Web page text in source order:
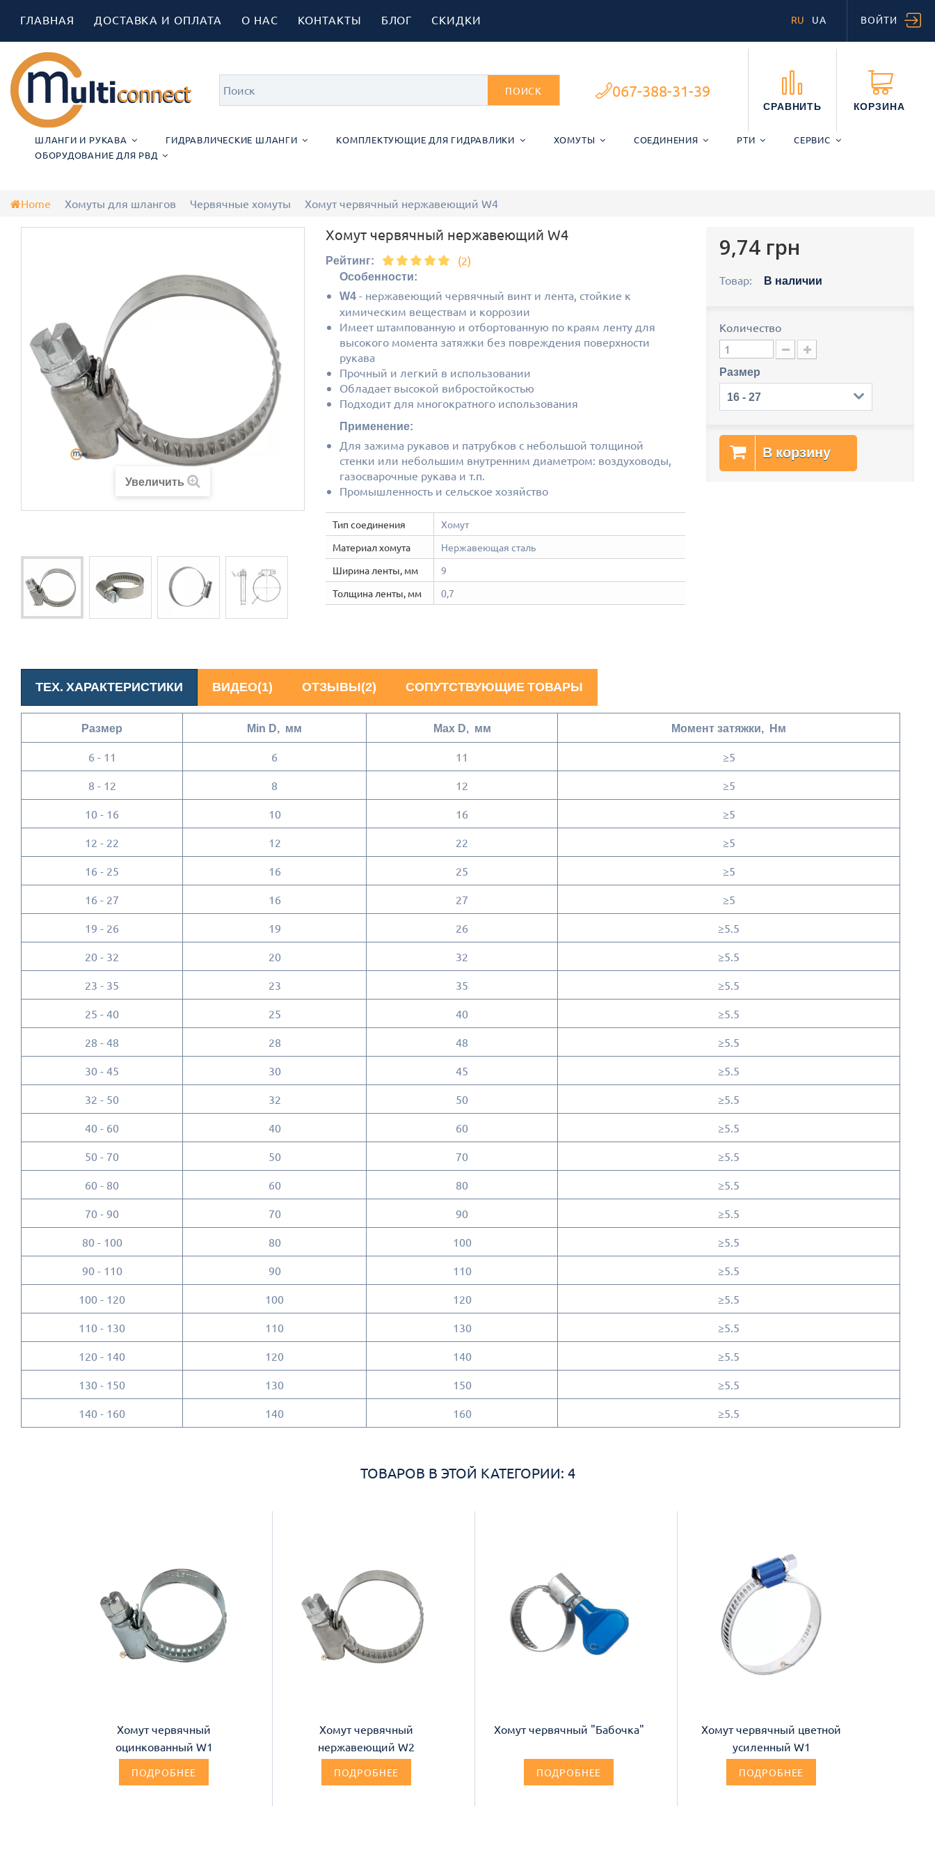
ВОЙТИ
ГЛАВНАЯ ДОСТАВКА И ОПЛАТА О НАС КОНТАКТЫ БЛОГ СКИДКИ RU UA
КОРЗИНА
СРАВНИТЬ
067-388-31-39
ШЛАНГИ И РУКАВА ГИДРАВЛИЧЕСКИЕ ШЛАНГИ КОМПЛЕКТУЮЩИЕ ДЛЯ ГИДРАВЛИКИ ХОМУТЫ СОЕДИНЕНИЯ РТИ
СЕРВИС
ОБОРУДОВАНИЕ ДЛЯ РВД
ПОИСК
Home Хомуты для шлангов Червячные хомуты Хомут червячный нержавеющий W4
Увеличить
Хомут червячный нержавеющий W4
Рейтинг: (2)
Особенности:
W4- нержавеющий червячный винт и лента, стойкие к
химическим веществам и коррозии
Имеет штампованную и отбортованную по краям ленту для
высокого момента затяжки без повреждения поверхности
рукава
Прочный и легкий в использовании
Обладает высокой вибростойкостью
Подходит для многократного использования
Применение:
Для зажима рукавов и патрубков с небольшой толщиной
стенки или небольшим внутренним диаметром: воздуховоды,
газосварочные рукава и т.п.
Промышленность и сельское хозяйство
Тип соединения
Хомут
Материал хомута
Нержавеющая сталь
Ширина ленты, мм
9
Толщина ленты, мм
0,7
9,74 грн
Товар: В наличии
Количество
Размер
16 - 27
В корзину
ТЕХ. ХАРАКТЕРИСТИКИ ВИДЕО(1) ОТЗЫВЫ(2) СОПУТСТВУЮЩИЕ ТОВАРЫ
Размер Min D, мм Max D, мм Момент затяжки, Hм
6 - 11 6 11 ≥5
8 - 12 8 12 ≥5
10 - 16 10 16 ≥5
12 - 22 12 22 ≥5
16 - 25 16 25 ≥5
16 - 27 16 27 ≥5
19 - 26 19 26 ≥5.5
20 - 32 20 32 ≥5.5
23 - 35 23 35 ≥5.5
25 - 40 25 40 ≥5.5
28 - 48 28 48 ≥5.5
30 - 45 30 45 ≥5.5
32 - 50 32 50 ≥5.5
40 - 60 40 60 ≥5.5
50 - 70 50 70 ≥5.5
60 - 80 60 80 ≥5.5
70 - 90 70 90 ≥5.5
80 - 100 80 100 ≥5.5
90 - 110 90 110 ≥5.5
100 - 120 100 120 ≥5.5
110 - 130 110 130 ≥5.5
120 - 140 120 140 ≥5.5
130 - 150 130 150 ≥5.5
140 - 160 140 160 ≥5.5
ТОВАРОВ В ЭТОЙ КАТЕГОРИИ: 4
Хомут червячный
оцинкованный W1
ПОДРОБНЕЕ
Хомут червячный
нержавеющий W2
ПОДРОБНЕЕ
Хомут червячный "Бабочка"
ПОДРОБНЕЕ
Хомут червячный цветной
усиленный W1
ПОДРОБНЕЕ